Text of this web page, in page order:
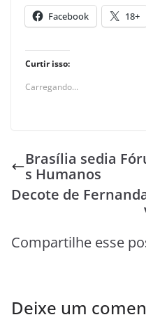
Facebook 18+
Curtir isso:
Carregando...
Brasília sedia
s Humanos
Decote de
Compartilhe esse
Deixe um